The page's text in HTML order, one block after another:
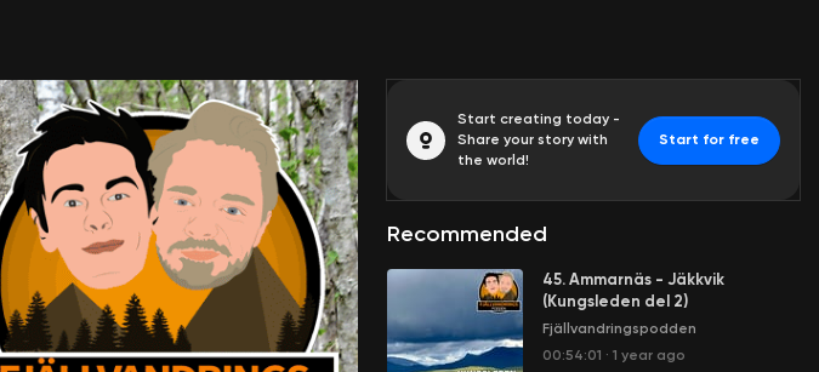
Start creating today -
Share your story with
the world!
Start for free
Recommended
45. Ammarnäs - Jäkkvik
(Kungsleden del 2)
Fjällvandringspodden
00:54:01 · 1 year ago